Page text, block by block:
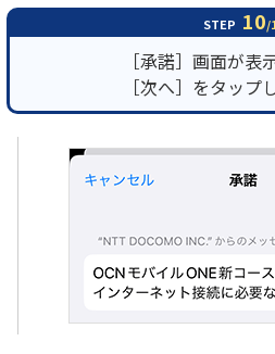
STEP 10/
［承諾］画面が表
［次へ］をタップ